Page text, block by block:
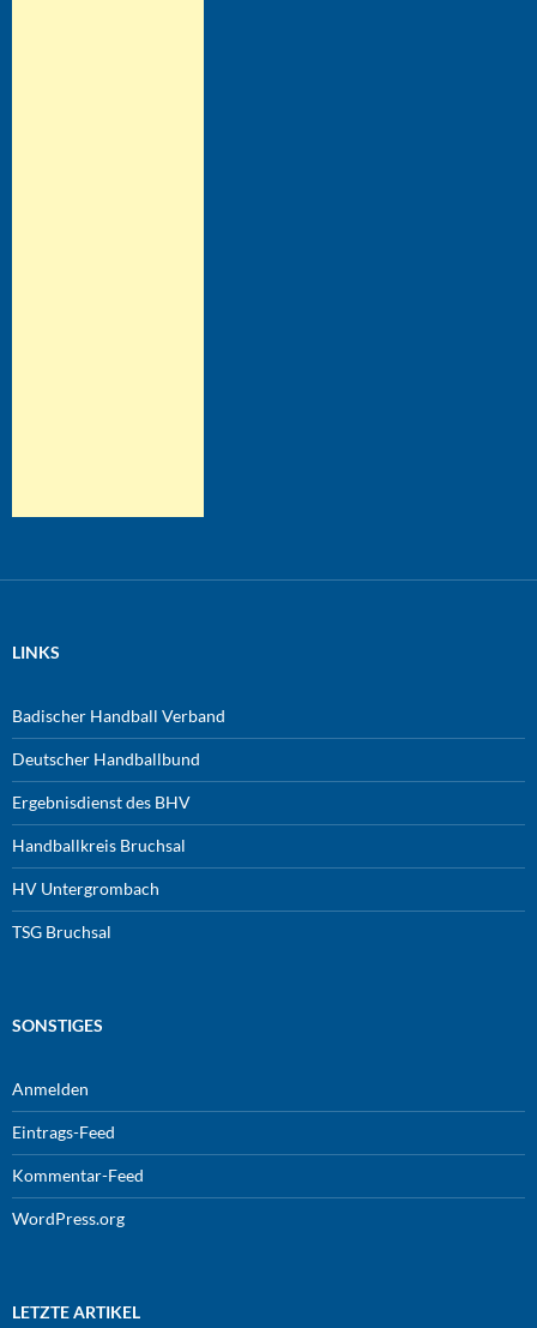
LINKS
Badischer Handball Verband
Deutscher Handballbund
Ergebnisdienst des BHV
Handballkreis Bruchsal
HV Untergrombach
TSG Bruchsal
SONSTIGES
Anmelden
Eintrags-Feed
Kommentar-Feed
WordPress.org
LETZTE ARTIKEL